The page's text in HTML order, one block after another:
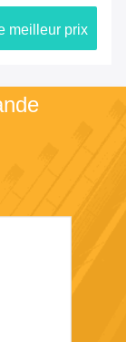
d'île pour le
meilleur prix